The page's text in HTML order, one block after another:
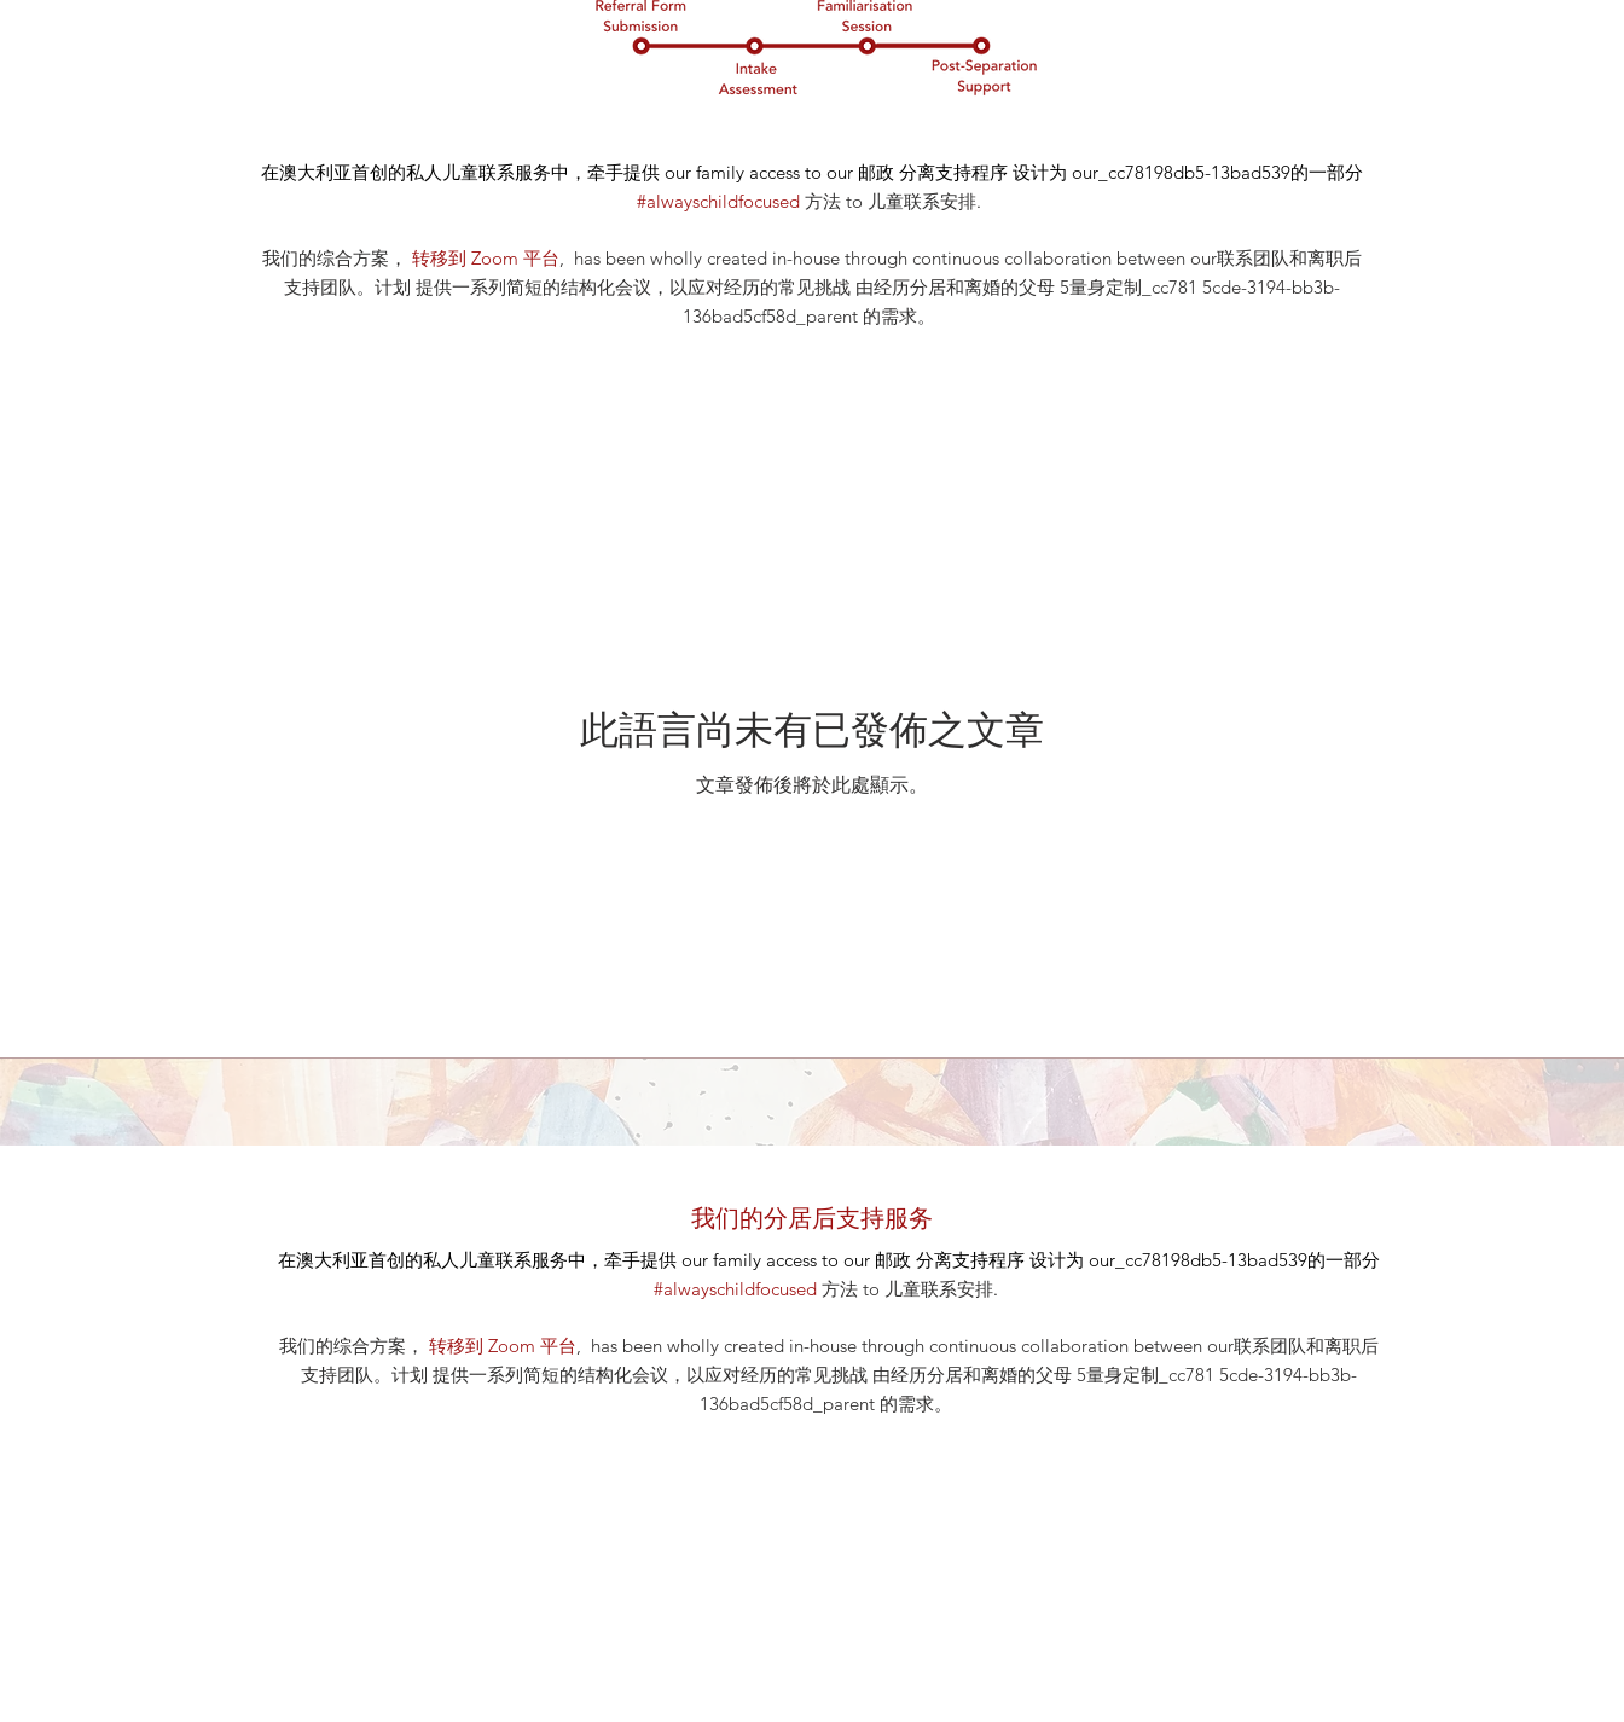
在澳大利亚首创的私人儿童联系服务中，牵手提供 our family access to our 邮政 分离支持程序 设计为 our_cc78198db5-13bad539的一部分
#alwayschildfocused 方法 to 儿童联系安排.
我们的综合方案， 转移到 Zoom 平台, has been wholly created in-house through continuous collaboration between our联系团队和离职后
支持团队。计划 提供一系列简短的结构化会议，以应对经历的常见挑战 由经历分居和离婚的父母 5量身定制_cc781 5cde-3194-bb3b-
136bad5cf58d_parent 的需求。
此語言尚未有已發佈之文章
文章發佈後將於此處顯示。
我们的分居后支持服务
在澳大利亚首创的私人儿童联系服务中，牵手提供 our family access to our 邮政 分离支持程序 设计为 our_cc78198db5-13bad539的一部分
#alwayschildfocused 方法 to 儿童联系安排.
我们的综合方案， 转移到 Zoom 平台, has been wholly created in-house through continuous collaboration between our联系团队和离职后
支持团队。计划 提供一系列简短的结构化会议，以应对经历的常见挑战 由经历分居和离婚的父母 5量身定制_cc781 5cde-3194-bb3b-
136bad5cf58d_parent 的需求。